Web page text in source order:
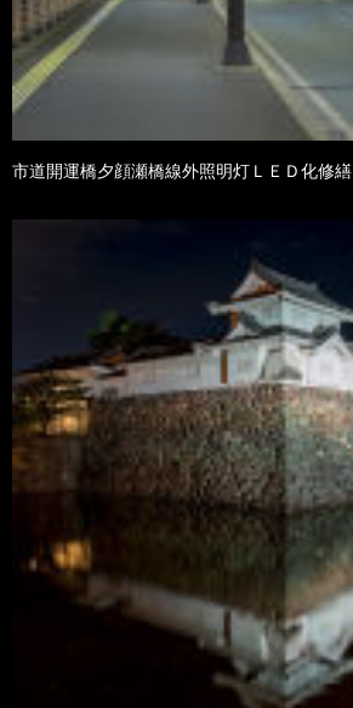
市道開運橋夕顔瀬橋線外照明灯ＬＥＤ化修繕